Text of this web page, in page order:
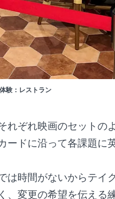
験：レストラン
れぞれ映画のセットの
ードに沿って各課題に
は時間がないからテイ
、変更の希望を伝える